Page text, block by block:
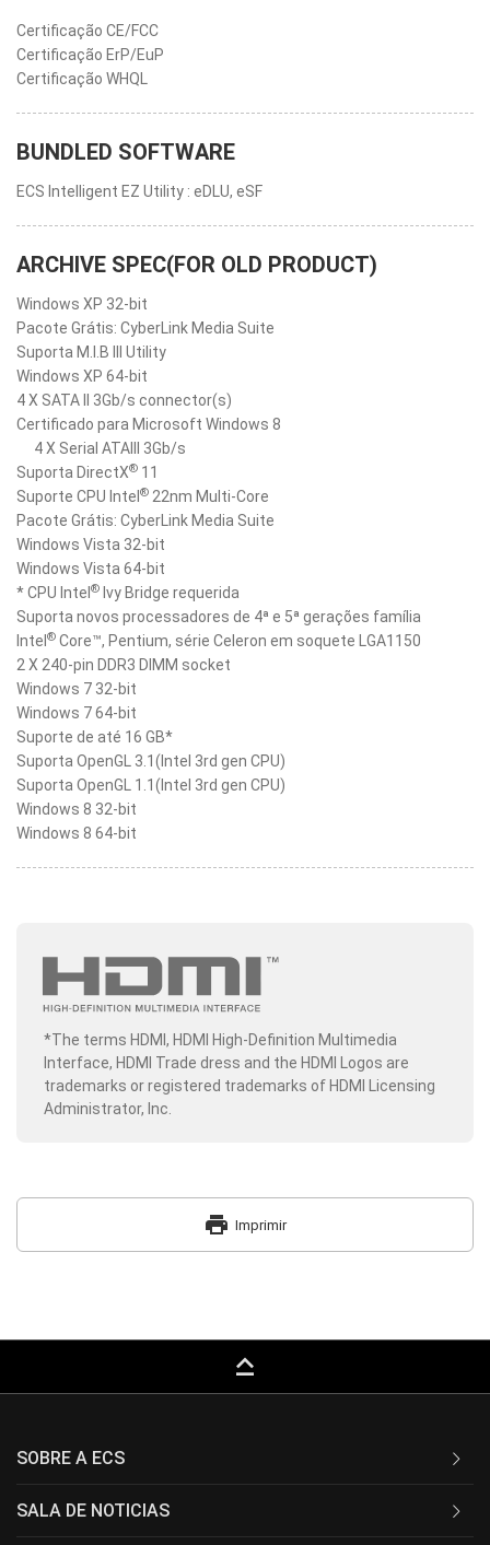
Certificação CE/FCC
Certificação ErP/EuP
Certificação WHQL
BUNDLED SOFTWARE
ECS Intelligent EZ Utility : eDLU, eSF
ARCHIVE SPEC(FOR OLD PRODUCT)
Windows XP 32-bit
Pacote Grátis: CyberLink Media Suite
Suporta M.I.B III Utility
Windows XP 64-bit
4 X SATA II 3Gb/s connector(s)
Certificado para Microsoft Windows 8
4 X Serial ATAIII 3Gb/s
Suporta DirectX® 11
Suporte CPU Intel ® 22nm Multi-Core
Pacote Grátis: CyberLink Media Suite
Windows Vista 32-bit
Windows Vista 64-bit
* CPU Intel ® Ivy Bridge requerida
Suporta novos processadores de 4ª e 5ª gerações família
Intel ® Core™, Pentium, série Celeron em soquete LGA1150
2 X 240-pin DDR3 DIMM socket
Windows 7 32-bit
Windows 7 64-bit
Suporte de até 16 GB*
Suporta OpenGL 3.1(Intel 3rd gen CPU)
Suporta OpenGL 1.1(Intel 3rd gen CPU)
Windows 8 32-bit
Windows 8 64-bit
*The terms HDMI, HDMI High-Definition Multimedia
Interface, HDMI Trade dress and the HDMI Logos are
trademarks or registered trademarks of HDMI Licensing
Administrator, Inc.
print Imprimir
keyboard_capslock
SOBRE A ECS
SALA DE NOTICIAS